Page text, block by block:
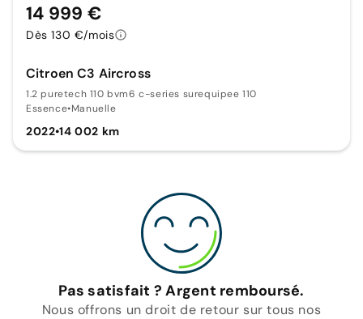
Citroen C3 Aircross
1.2 puretech 110 bvm6 c-series surequipee 110
Essence•Manuelle
2022•14 002 km
14 999 €
Dès 130 €/mois
Pas satisfait ? Argent remboursé.
Nous offrons un droit de retour sur tous nos